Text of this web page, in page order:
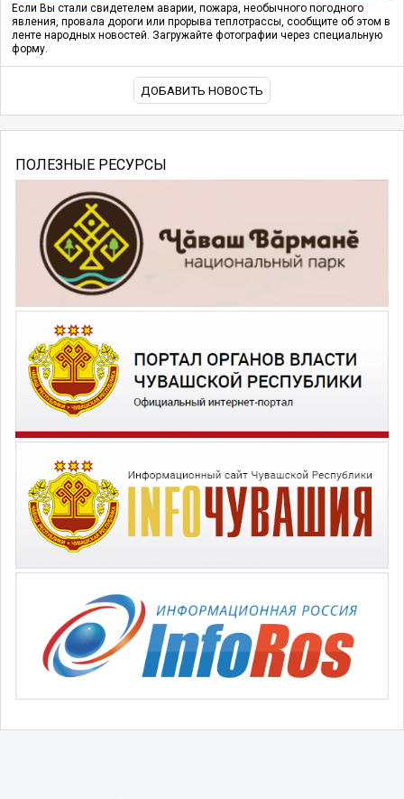
Если Вы стали свидетелем аварии, пожара, необычного погодного
явления, провала дороги или прорыва теплотрассы, сообщите об этом в
ленте народных новостей. Загружайте фотографии через специальную
форму.
ДОБАВИТЬ НОВОСТЬ
ПОЛЕЗНЫЕ РЕСУРСЫ